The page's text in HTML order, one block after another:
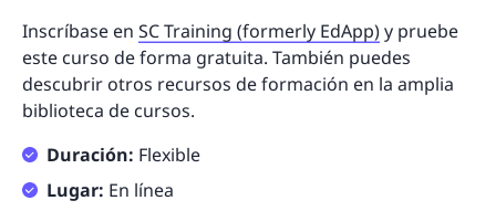
Inscríbase en SC Training (formerly EdApp)y pruebe
este curso de forma gratuita. También puedes
descubrir otros recursos de formación en la amplia
biblioteca de cursos.
Duración: Flexible
Lugar: En línea